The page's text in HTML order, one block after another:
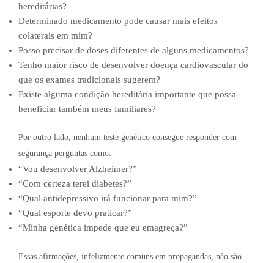
hereditárias?
Determinado medicamento pode causar mais efeitos
colaterais em mim?
Posso precisar de doses diferentes de alguns medicamentos?
Tenho maior risco de desenvolver doença cardiovascular do
que os exames tradicionais sugerem?
Existe alguma condição hereditária importante que possa
beneficiar também meus familiares?
Por outro lado, nenhum teste genético consegue responder com
segurança perguntas como:
“Vou desenvolver Alzheimer?”
“Com certeza terei diabetes?”
“Qual antidepressivo irá funcionar para mim?”
“Qual esporte devo praticar?”
“Minha genética impede que eu emagreça?”
Essas afirmações, infelizmente comuns em propagandas, não são